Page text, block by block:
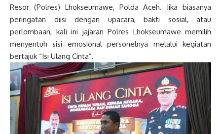
Resor (Polres) Lhokseumawe, Polda Aceh. Jika biasanya
peringatan diisi dengan upacara, bakti sosial, atau
perlombaan, kali ini jajaran Polres Lhokseumawe memilih
menyentuh sisi emosional personelnya melalui kegiatan
bertajuk “Isi Ulang Cinta”.